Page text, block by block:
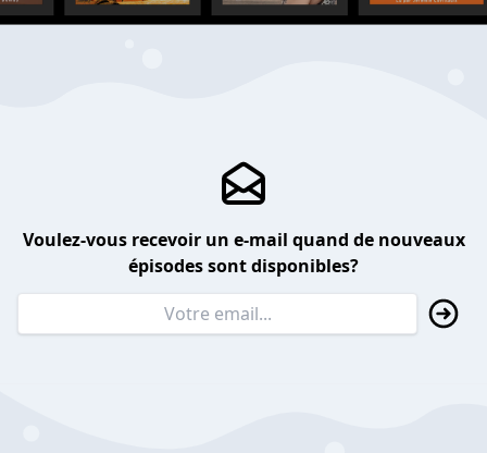
Voulez-vous recevoir un e-mail quand de nouveaux
épisodes sont disponibles?